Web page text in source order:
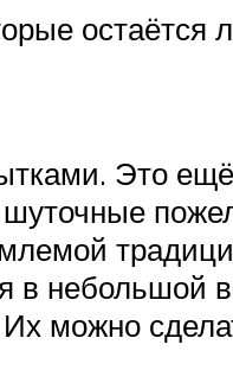
остаётся
Это
шуточные
в небольшой
Их можно